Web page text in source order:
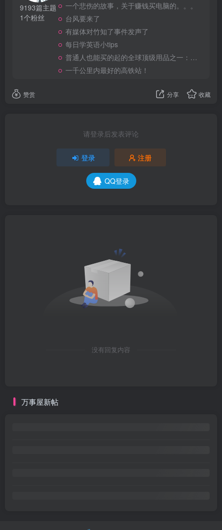
9193篇主题
1个粉丝
一个悲伤的故事，关于赚钱买电脑的。。。
台风要来了
有媒体对竹知了事件发声了
每日学英语小tips
普通人也能买的起的全球顶级用品之一：WD-40润滑除锈剂！
一千公里内最好的高铁站！
赞赏 分享 收藏
请登录后发表评论
登录 注册
QQ登录
没有回复内容
万事屋新帖